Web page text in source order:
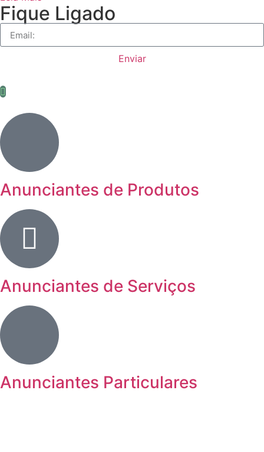
Fique Ligado
Enviar
Anunciantes de Produtos
Anunciantes de Serviços
Anunciantes Particulares